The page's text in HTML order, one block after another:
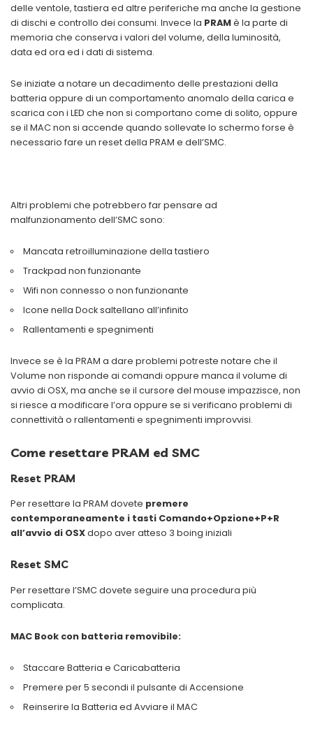
delle ventole, tastiera ed altre periferiche ma anche la gestione
di dischi e controllo dei consumi. Invece la PRAMè la parte di
memoria che conserva i valori del volume, della luminosità,
data ed ora ed i dati di sistema.
Se iniziate a notare un decadimento delle prestazioni della
batteria oppure di un comportamento anomalo della carica e
scarica con i LED che non si comportano come di solito, oppure
se il MAC non si accende quando sollevate lo schermo forse è
necessario fare un reset della PRAM e dell’SMC.
Altri problemi che potrebbero far pensare ad
malfunzionamento dell’SMC sono:
Mancata retroilluminazione della tastiero
Trackpad non funzionante
Wifi non connesso o non funzionante
Icone nella Dock saltellano all’infinito
Rallentamenti e spegnimenti
Invece se è la PRAM a dare problemi potreste notare che il
Volume non risponde ai comandi oppure manca il volume di
avvio di OSX, ma anche se il cursore del mouse impazzisce, non
si riesce a modificare l’ora oppure se si verificano problemi di
connettività o rallentamenti e spegnimenti improvvisi.
Come resettare PRAM ed SMC
Reset PRAM
Per resettare la PRAM dovete premere
contemporaneamente i tasti Comando+Opzione+P+R
all’avvio di OSXdopo aver atteso 3 boing iniziali
Reset SMC
Per resettare l’SMC dovete seguire una procedura più
complicata.
MAC Book con batteria removibile:
Staccare Batteria e Caricabatteria
Premere per 5 secondi il pulsante di Accensione
Reinserire la Batteria ed Avviare il MAC